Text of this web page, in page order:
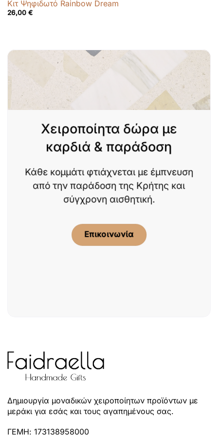
Κιτ Ψηφιδωτό Rainbow Dream
26,00 €
Χειροποίητα δώρα με
καρδιά & παράδοση
Κάθε κομμάτι φτιάχνεται με έμπνευση
από την παράδοση της Κρήτης και
σύγχρονη αισθητική.
Επικοινωνία
Δημιουργία μοναδικών χειροποίητων προϊόντων με
μεράκι για εσάς και τους αγαπημένους σας.
ΓΕΜΗ: 173138958000